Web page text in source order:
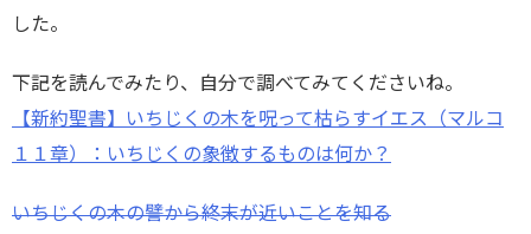
した。
下記を読んでみたり、自分で調べてみてくださいね。
【新約聖書】いちじくの木を呪って枯らすイエス（マルコ
１１章）：いちじくの象徴するものは何か？
いちじくの木の譬から終末が近いことを知る